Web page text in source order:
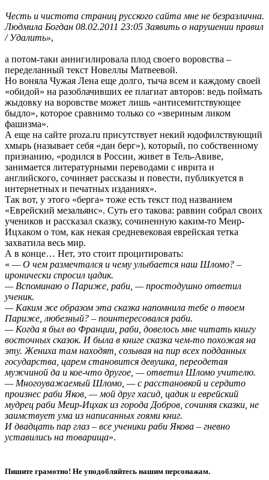
Честь и чистота страниц русского сайта мне не безразлична.
Людмила Богдан 08.02.2011 23:05 Заявить о нарушении правил
/ Удалить»,
а потом-таки аннигилировала плод своего воровства –
переделанный текст Новеллы Матвеевой.
Но воняла Чужая Лена еще долго, тыча всем и каждому своей
«обидой» на разоблачивших ее плагиат авторов: ведь поймать
жыдовку на воровстве может лишь «антисемитствующее
быдло», которое сравнимо только со «звериным ликом
фашизма».
А еще на сайте proza.ru присутствует некий юдофилствующий
хмырь (называет себя «дан берг»), который, по собственному
признанию, «родился в России, живет в Тель-Авиве,
занимается литературными переводами с иврита и
английского, сочиняет рассказы и повести, публикуется в
интернетных и печатных изданиях».
Так вот, у этого «берга» тоже есть текст под названием
«Еврейский мезальянс». Суть его такова: раввин собрал своих
учеников и рассказал сказку, сочиненную каким-то Меир-
Ицхаком о том, как некая средневековая еврейская тетка
захватила весь мир.
А в конце… Нет, это стоит процитировать:
« — О чем размечтался и чему улыбается наш Шломо? –
иронически спросил цадик.
— Вспоминаю о Париже, раби, — простодушно ответил
ученик.
— Каким же образом эта сказка напомнила тебе о твоем
Париже, любезный? – поинтересовался раби.
— Когда я был во Франции, раби, довелось мне читать книгу
восточных сказок. И была в книге сказка чем-то похожая на
эту. Жениха там находят, созывая на пир всех подданных
государства, царем становится девушка, переодетая
мужчиной да и кое-что другое, — ответил Шломо учителю.
— Многоуважаемый Шломо, — с расстановкой и сердито
произнес раби Яков, — мой друг хасид, цадик и еврейский
мудрец раби Меир-Ицхак из города Добров, сочиняя сказки, не
заимствует ума из написанных гоями книг.
И двадцать пар глаз – все ученики раби Якова – гневно
уставились на товарища».
Пишите грамотно! Не уподобляйтесь нашим персонажам.